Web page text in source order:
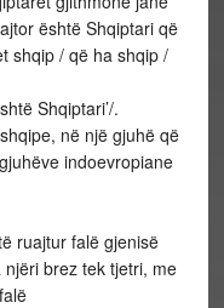
është Shqiptari që
shqip / që ha shqip /
Shqiptari’/.
në një gjuhë që
indoevropiane
ruajtur falë gjenisë
brez tek tjetri, me